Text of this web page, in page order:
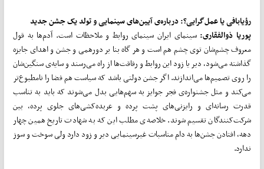
رؤیابافی یا عملگرایی؟: درباره‌ی آیینهای سینمایی و تولد یک جشن جدید
پوریا ذوالفقاری: سینمای ایران سینمای روابط و ملاحظات است. آد‌م‌ها به قول
معروف چشم‌شان توی چشم هم است و هر گاه بنا بر دورهمی‌ و جشن و اهدای جایزه
گذاشته می‌شود، دیر یا زود این روابط و رفاقت‌ها از راه می‌‌رسند و سایه‌ی سنگین‌شان
را روی تصمیم‌ها می‌اندازند. اگر جشن دولتی باشد که سیاست هم فضا را نامطبوع‌تر
می‌کند و مثل جشنواره‌ی فجر جوایز به سهم‌هایی بدل می‌شوند که باید به تناسب
قدرت رسانه‌ای و رایزنی‌های پشت پرده و عربده‌کشی‌های جلوی پرده، بین
شرکت‌کنندگان تقسیم شوند. خلاصه‌ی مطلب این که به شهادت تاریخ همین چهار
دهه، افتادن جشن‌ها به دام مناسبات غیرسینمایی دیر و زود دارد ولی سوخت و سوز
ندارد.